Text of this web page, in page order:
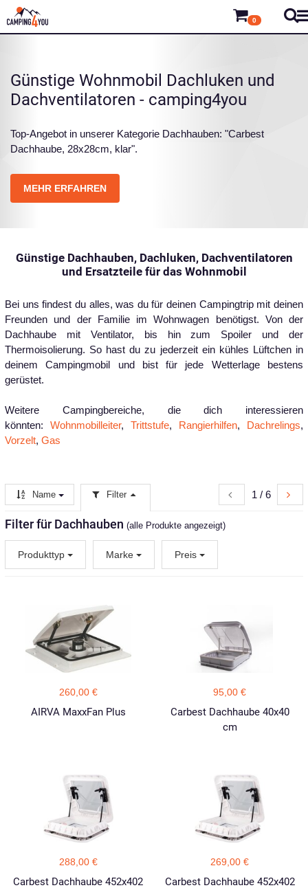
0
Günstige Wohnmobil Dachluken und
Dachventilatoren - camping4you
Top-Angebot in unserer Kategorie Dachhauben: "Carbest
Dachhaube, 28x28cm, klar".
MEHR ERFAHREN
Günstige Dachhauben, Dachluken, Dachventilatoren
und Ersatzteile für das Wohnmobil
Bei uns findest du alles, was du für deinen Campingtrip mit deinen
Freunden und der Familie im Wohnwagen benötigst. Von der
Dachhaube mit Ventilator, bis hin zum Spoiler und der
Thermoisolierung. So hast du zu jederzeit ein kühles Lüftchen in
deinem Campingmobil und bist für jede Wetterlage bestens
gerüstet.
Weitere Campingbereiche, die dich interessieren
könnten: Wohnmobilleiter, Trittstufe, Rangierhilfen, Dachrelings,
Vorzelt, Gas
1 / 6
Name Filter
Filter für Dachhauben (alle Produkte angezeigt)
Produkttyp Marke Preis
260,00 €
AIRVA MaxxFan Plus
95,00 €
Carbest Dachhaube 40x40
cm
288,00 €
Carbest Dachhaube 452x402
269,00 €
Carbest Dachhaube 452x402